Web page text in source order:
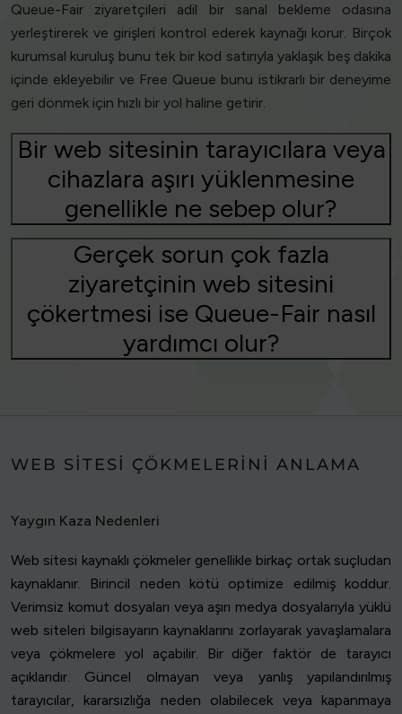
Queue-Fair ziyaretçileri adil bir sanal bekleme odasına
yerleştirerek ve girişleri kontrol ederek kaynağı korur. Birçok
kurumsal kuruluş bunu tek bir kod satırıyla yaklaşık beş dakika
içinde ekleyebilir ve Free Queue bunu istikrarlı bir deneyime
geri dönmek için hızlı bir yol haline getirir.
Bir web sitesinin tarayıcılara veya
cihazlara aşırı yüklenmesine
genellikle ne sebep olur?
Gerçek sorun çok fazla
ziyaretçinin web sitesini
çökertmesi ise Queue-Fair nasıl
yardımcı olur?
WEB SITESI ÇÖKMELERINI ANLAMA
Yaygın Kaza Nedenleri
Web sitesi kaynaklı çökmeler genellikle birkaç ortak suçludan
kaynaklanır. Birincil neden kötü optimize edilmiş koddur.
Verimsiz komut dosyaları veya aşırı medya dosyalarıyla yüklü
web siteleri bilgisayarın kaynaklarını zorlayarak yavaşlamalara
veya çökmelere yol açabilir. Bir diğer faktör de tarayıcı
açıklarıdır. Güncel olmayan veya yanlış yapılandırılmış
tarayıcılar, kararsızlığa neden olabilecek veya kapanmaya